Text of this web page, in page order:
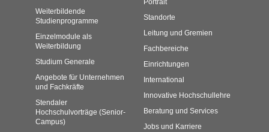
Weiterbildende
Studienprogramme
Einzelmodule als
Weiterbildung
Studium Generale
Angebote für Unternehmen
und Fachkräfte
Stendaler
Hochschulvorträge (Senior-
Campus)
Portrait
Standorte
Leitung und Gremien
Fachbereiche
Einrichtungen
International
Innovative Hochschullehre
Beratung und Services
Jobs und Karriere